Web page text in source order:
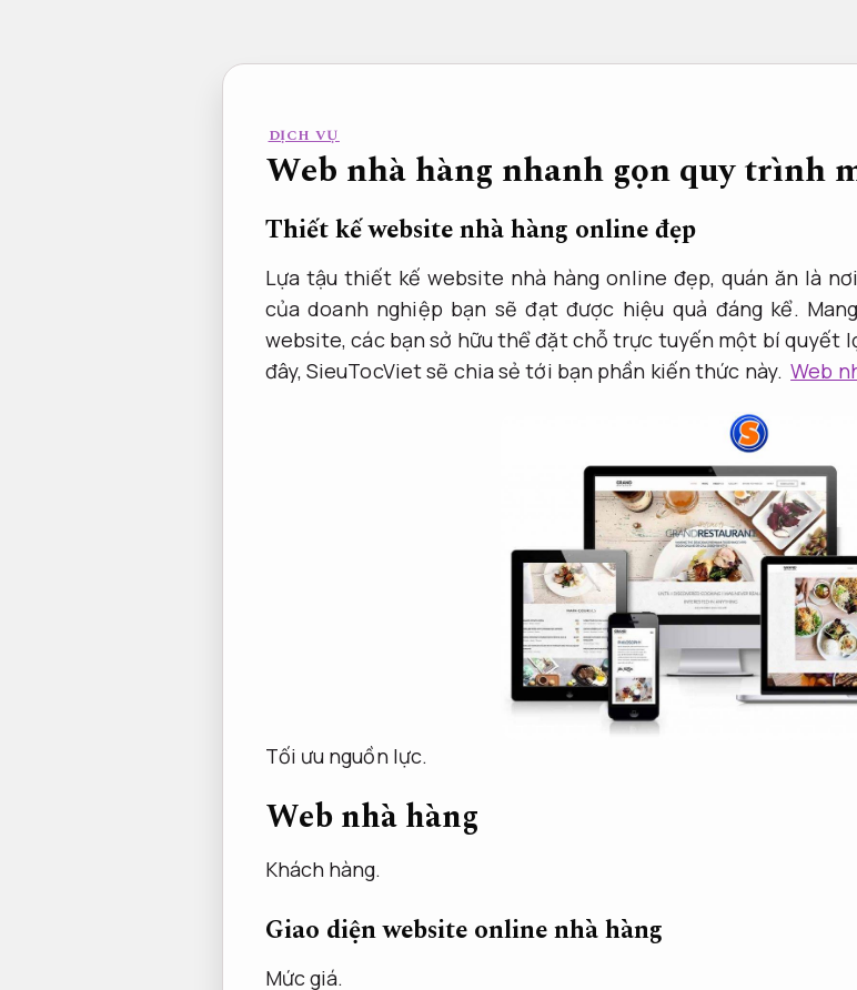
DỊCH VỤ
Web nhà hàng nhanh gọn quy trình
Thiết kế website nhà hàng online đẹp
Lựa tậu thiết kế website nhà hàng online đẹp, quán ăn là
của doanh nghiệp bạn sẽ đạt được hiệu quả đáng kể.
website, các bạn sở hữu thể đặt chỗ trực tuyến một bí quyết
đây, SieuTocViet sẽ chia sẻ tới bạn phần kiến thức này. Web
Tối ưu nguồn lực.
Web nhà hàng
Khách hàng.
Giao diện website online nhà hàng
Mức giá.